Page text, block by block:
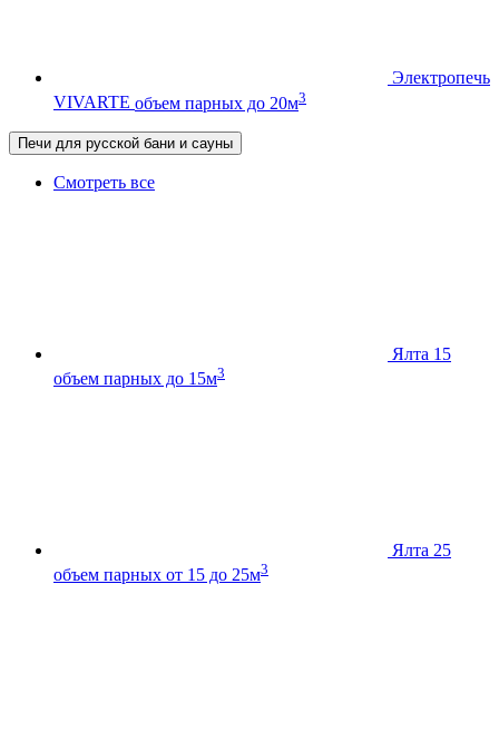
Электропечь
VIVARTE объем парных до 20м3
Печи для русской бани и сауны
Смотреть все
Ялта 15
объем парных до 15м3
Ялта 25
объем парных от 15 до 25м3